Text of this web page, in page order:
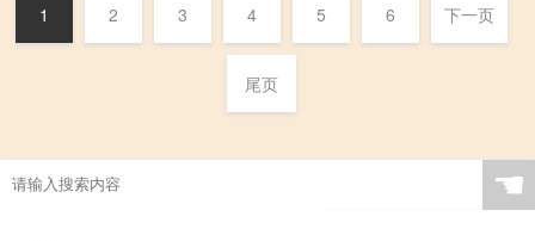
1 2 3 4 5 6 下一页
尾页
☚